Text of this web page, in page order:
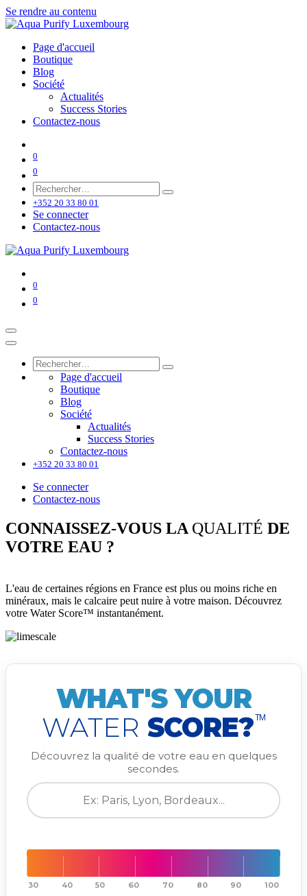
Se rendre au contenu
Page d'accueil
Boutique
Blog
Société
Actualités
Success Stories
Contactez-nous
0
0
+352 20 33 80 01
Se connecter
Contactez-nous
0
0
Page d'accueil
Boutique
Blog
Société
Actualités
Success Stories
Contactez-nous
+352 20 33 80 01
Se connecter
Contactez-nous
CONNAISSEZ-VOUS LAQUALITÉ DE
VOTRE EAU ?
L'eau de certaines régions en France est plus ou moins riche en
minéraux, mais le calcaire peut nuire à votre maison. Découvrez
votre Water Score™ instantanément.
WHAT'S YOUR
WATER SCORE? TM
Découvrez la qualité de votre eau en quelques
secondes.
30 40 50 60 70 80 90 100